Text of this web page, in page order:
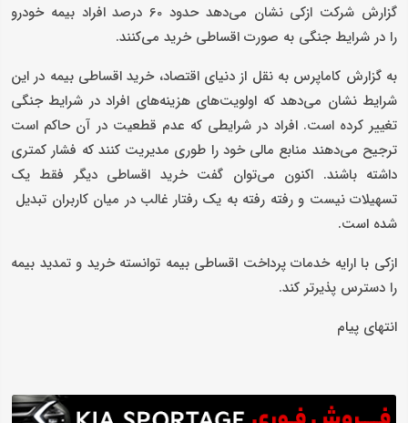
گزارش شرکت ازکی نشان می‌دهد حدود 60 درصد افراد بیمه خودرو
را در شرایط جنگی به صورت اقساطی خرید می‌کنند.
به گزارش کاماپرس به نقل از دنیای اقتصاد، خرید اقساطی بیمه در این
شرایط نشان می‌دهد که اولویت‌های هزینه‌های افراد در شرایط جنگی
تغییر کرده است. افراد در شرایطی که عدم قطعیت در آن حاکم است
ترجیح می‌دهند منابع مالی خود را طوری مدیریت کنند که فشار کمتری
داشته باشند. اکنون می‌توان گفت خرید اقساطی دیگر فقط یک
تسهیلات نیست و رفته رفته به یک رفتار غالب در میان کاربران تبدیل
شده است.
ازکی با ارایه خدمات پرداخت اقساطی بیمه توانسته خرید و تمدید بیمه
را دسترس پذیرتر کند.
انتهای پیام